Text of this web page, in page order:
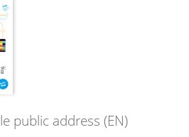
public address (EN)